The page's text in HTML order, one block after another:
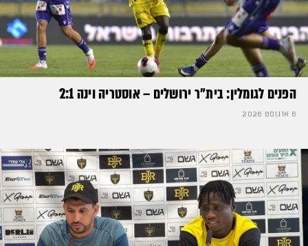
הפנים לגומלין: בית״ר ירושלים – אוסטריה וינה 2:1
6 אוגוסט 2026